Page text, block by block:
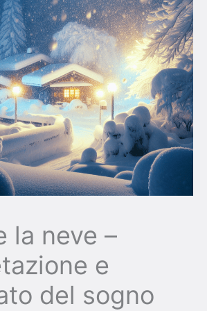
la neve –
e
del sogno